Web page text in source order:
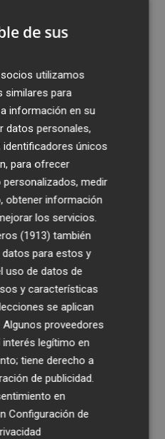
de IA para burlar la
y empresas
y las búsquedas de
500%
el certamen del Trovo
La Unión
de sus
utilizamos
similares para
información en su
datos personales,
identificadores únicos
para ofrecer
medir
obtener información
los servicios.
(1913) también
para estos y
uso de datos de
y características
se aplican
proveedores
interés legítimo en
tiene derecho a
de publicidad.
en
Configuración de